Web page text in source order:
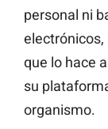
personal ni
electrónicos,
que lo hace
su
organismo.